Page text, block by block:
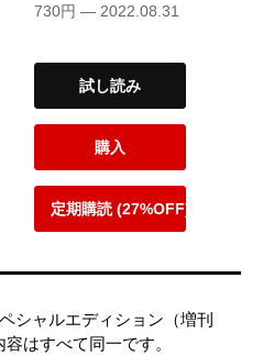
730円 — 2022.08.31
試し読み
購入
定期購読 (27%OFF)
シャルエディション（増刊
はすべて同一です。